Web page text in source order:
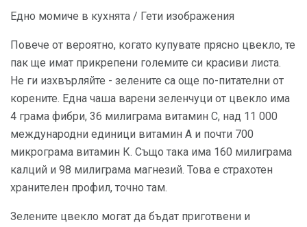
Едно момиче в кухнята / Гети изображения
Повече от вероятно, когато купувате прясно цвекло, те
пак ще имат прикрепени големите си красиви листа.
Не ги изхвърляйте - зелените са още по-питателни от
корените. Една чаша варени зеленчуци от цвекло има
4 грама фибри, 36 милиграма витамин С, над 11 000
международни единици витамин А и почти 700
микрограма витамин К. Също така има 160 милиграма
калций и 98 милиграма магнезий. Това е страхотен
хранителен профил, точно там.
Зелените цвекло могат да бъдат приготвени и